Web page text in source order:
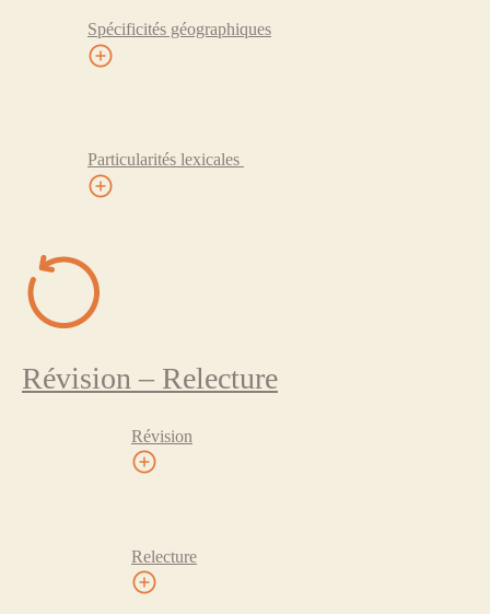
Spécificités géographiques
Particularités lexicales
Révision – Relecture
Révision
Relecture